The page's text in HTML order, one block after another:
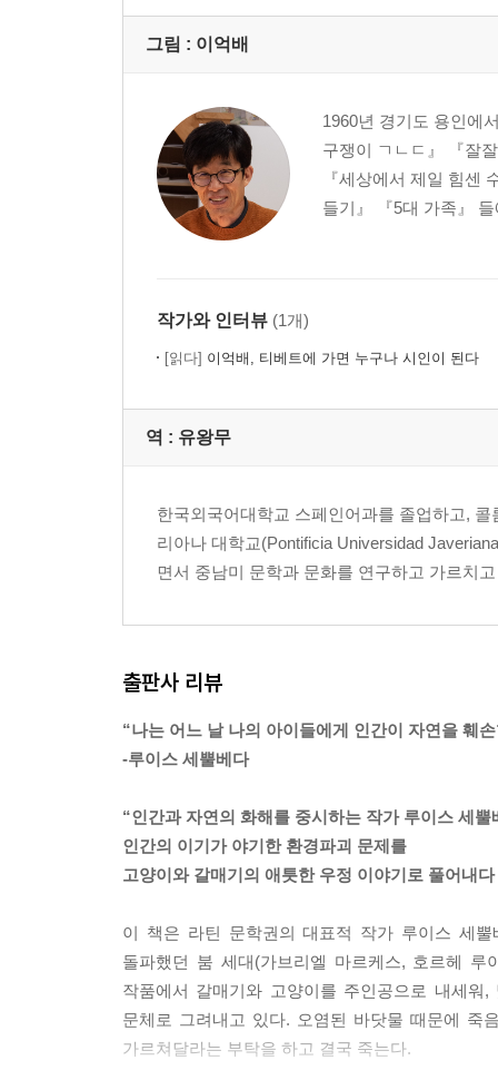
그림 : 이억배
1960년 경기도 용인에
구쟁이 ㄱㄴㄷ』 『잘
『세상에서 제일 힘센
들기』 『5대 가족』
작가와 인터뷰 (1개)
[읽다] 이억배, 티베트에 가면 누구나 시인이 된다
역 : 유왕무
한국외국어대학교 스페인어과를 졸업하고, 콜
리아나 대학교(Pontificia Universidad
면서 중남미 문학과 문화를 연구하고 가르치
출판사 리뷰
“나는 어느 날 나의 아이들에게 인간이 자연을 훼
-루이스 세뿔베다
“인간과 자연의 화해를 중시하는 작가 루이스 세뿔
인간의 이기가 야기한 환경파괴 문제를
고양이와 갈매기의 애틋한 우정 이야기로 풀어내다
이 책은 라틴 문학권의 대표적 작가 루이스 세뿔
돌파했던 붐 세대(가브리엘 마르케스, 호르헤
작품에서 갈매기와 고양이를 주인공으로 내세
문체로 그려내고 있다. 오염된 바닷물 때문에 죽
가르쳐달라는 부탁을 하고 결국 죽는다.